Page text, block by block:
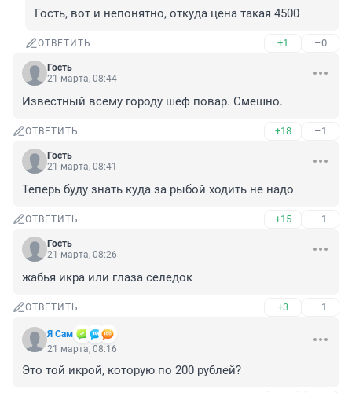
Гость, вот и непонятно, откуда цена такая 4500
ОТВЕТИТЬ +1 –0
Гость
21 марта, 08:44
Известный всему городу шеф повар. Смешно.
ОТВЕТИТЬ +18 –1
Гость
21 марта, 08:41
Теперь буду знать куда за рыбой ходить не надо
ОТВЕТИТЬ +15 –1
Гость
21 марта, 08:26
жабья икра или глаза селедок
ОТВЕТИТЬ +3 –1
Я Сам
21 марта, 08:16
Это той икрой, которую по 200 рублей?